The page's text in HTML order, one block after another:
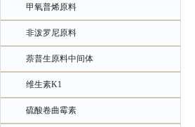
甲氧普烯原料
非泼罗尼原料
萘普生原料中间体
维生素K1
硫酸卷曲霉素